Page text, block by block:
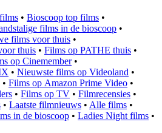
• Bioscoop top films •
films in de bioscoop •
films voor thuis •
thuis • Films op PATHE thuis •
op Cinemember•
• Nieuwste films op Videoland •
• Films op Amazon Prime Video •
• Films op TV • Filmrecensies •
• Laatste filmnieuws • Alle films •
in de bioscoop • Ladies Night films •